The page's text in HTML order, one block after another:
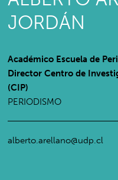
JORDÁN
Académico Escuela de
Director Centro de
(CIP)
PERIODISMO
alberto.arellano@udp.cl